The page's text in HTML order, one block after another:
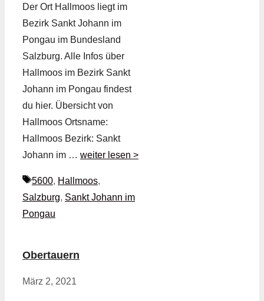
Der Ort Hallmoos liegt im
Bezirk Sankt Johann im
Pongau im Bundesland
Salzburg. Alle Infos über
Hallmoos im Bezirk Sankt
Johann im Pongau findest
du hier. Übersicht von
Hallmoos Ortsname:
Hallmoos Bezirk: Sankt
Johann im … weiter lesen >
Schlagwörter
5600, Hallmoos,
Salzburg, Sankt Johann im
Pongau
Obertauern
März 2, 2021